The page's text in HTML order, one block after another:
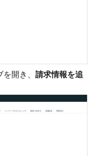
を開き、 請求情報を追